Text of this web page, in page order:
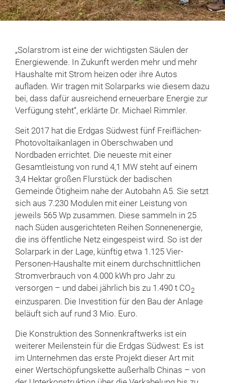
„Solarstrom ist eine der wichtigsten Säulen der
Energiewende. In Zukunft werden mehr und mehr
Haushalte mit Strom heizen oder ihre Autos
aufladen. Wir tragen mit Solarparks wie diesem dazu
bei, dass dafür ausreichend erneuerbare Energie zur
Verfügung steht“, erklärte Dr. Michael Rimmler.
Seit 2017 hat die Erdgas Südwest fünf Freiflächen-
Photovoltaikanlagen in Oberschwaben und
Nordbaden errichtet. Die neueste mit einer
Gesamtleistung von rund 4,1 MW steht auf einem
3,4 Hektar großen Flurstück der badischen
Gemeinde Ötigheim nahe der Autobahn A5. Sie setzt
sich aus 7.230 Modulen mit einer Leistung von
jeweils 565 Wp zusammen. Diese sammeln in 25
nach Süden ausgerichteten Reihen Sonnenenergie,
die ins öffentliche Netz eingespeist wird. So ist der
Solarpark in der Lage, künftig etwa 1.125 Vier-
Personen-Haushalte mit einem durchschnittlichen
Stromverbrauch von 4.000 kWh pro Jahr zu
versorgen – und dabei jährlich bis zu 1.490 t CO2
einzusparen. Die Investition für den Bau der Anlage
beläuft sich auf rund 3 Mio. Euro.
Die Konstruktion des Sonnenkraftwerks ist ein
weiterer Meilenstein für die Erdgas Südwest: Es ist
im Unternehmen das erste Projekt dieser Art mit
einer Wertschöpfungskette außerhalb Chinas – von